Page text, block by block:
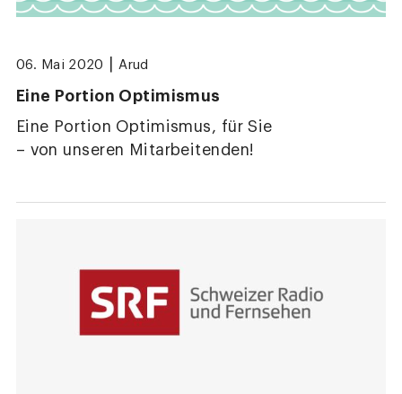
06. Mai 2020 Arud
Eine Portion Optimismus
Eine Portion Optimismus, für Sie
– von unseren Mitarbeitenden!